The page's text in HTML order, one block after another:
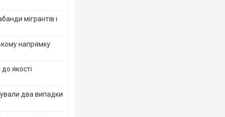
мігрантів і
напрямку
якості
два випадки